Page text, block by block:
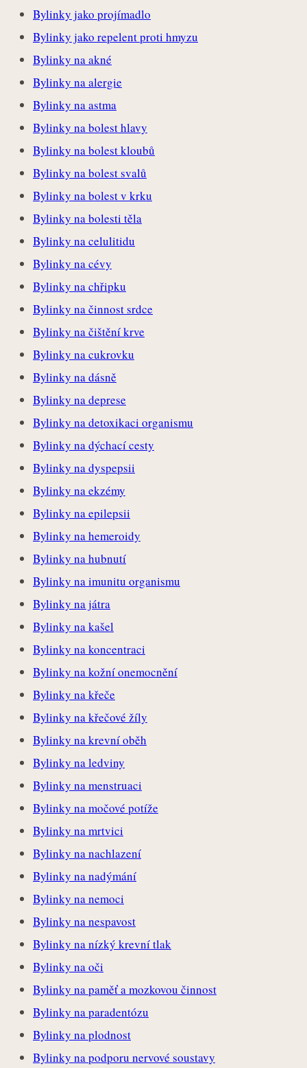
Bylinky jako projímadlo
Bylinky jako repelent proti hmyzu
Bylinky na akné
Bylinky na alergie
Bylinky na astma
Bylinky na bolest hlavy
Bylinky na bolest kloubů
Bylinky na bolest svalů
Bylinky na bolest v krku
Bylinky na bolesti těla
Bylinky na celulitidu
Bylinky na cévy
Bylinky na chřipku
Bylinky na činnost srdce
Bylinky na čištění krve
Bylinky na cukrovku
Bylinky na dásně
Bylinky na deprese
Bylinky na detoxikaci organismu
Bylinky na dýchací cesty
Bylinky na dyspepsii
Bylinky na ekzémy
Bylinky na epilepsii
Bylinky na hemeroidy
Bylinky na hubnutí
Bylinky na imunitu organismu
Bylinky na játra
Bylinky na kašel
Bylinky na koncentraci
Bylinky na kožní onemocnění
Bylinky na křeče
Bylinky na křečové žíly
Bylinky na krevní oběh
Bylinky na ledviny
Bylinky na menstruaci
Bylinky na močové potíže
Bylinky na mrtvici
Bylinky na nachlazení
Bylinky na nadýmání
Bylinky na nemoci
Bylinky na nespavost
Bylinky na nízký krevní tlak
Bylinky na oči
Bylinky na paměť a mozkovou činnost
Bylinky na paradentózu
Bylinky na plodnost
Bylinky na podporu nervové soustavy